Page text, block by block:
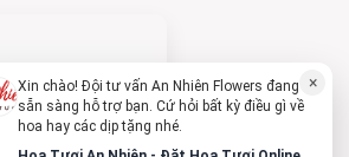
- 0938494119 ×
Xin chào! Đội tư vấn An Nhiên Flowers đang
sẵn sàng hỗ trợ bạn. Cứ hỏi bất kỳ điều gì về
hoa hay các dịp tặng nhé.